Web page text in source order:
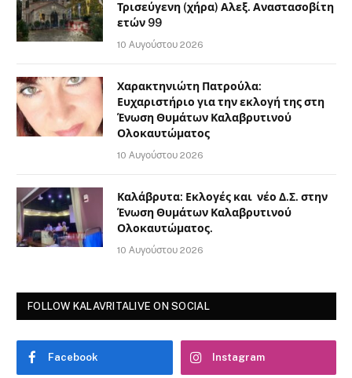
Τρισεύγενη (χήρα) Αλεξ. Αναστασοβίτη
ετών 99
10 Αυγούστου 2026
Χαρακτηνιώτη Πατρούλα:
Ευχαριστήριο για την εκλογή της στη
Ένωση Θυμάτων Καλαβρυτινού
Ολοκαυτώματος
10 Αυγούστου 2026
Καλάβρυτα: Εκλογές και νέο Δ.Σ. στην
Ένωση Θυμάτων Καλαβρυτινού
Ολοκαυτώματος.
10 Αυγούστου 2026
FOLLOW KALAVRITALIVE ON SOCIAL
Facebook Instagram